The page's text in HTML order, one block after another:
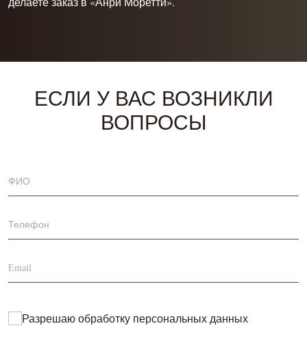
ЕСЛИ У ВАС ВОЗНИКЛИ
ВОПРОСЫ
Разрешаю обработку персональных данных